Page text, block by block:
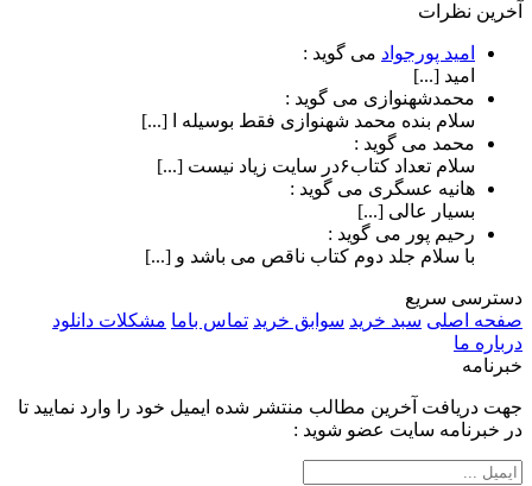
آخرین نظرات
امید پورجواد می گوید :
امید [...]
محمدشهنوازی می گوید :
سلام بنده محمد شهنوازی فقط بوسیله ا [...]
محمد می گوید :
سلام تعداد کتاب۶در سایت زیاد نیست [...]
هانیه عسگری می گوید :
بسیار عالی [...]
رحیم پور می گوید :
با سلام جلد دوم کتاب ناقص می باشد و [...]
دسترسی سریع
صفحه اصلی سبد خرید سوابق خرید تماس باما مشکلات دانلود
درباره ما
خبرنامه
جهت دریافت آخرین مطالب منتشر شده ایمیل خود را وارد نمایید تا
در خبرنامه سایت عضو شوید :